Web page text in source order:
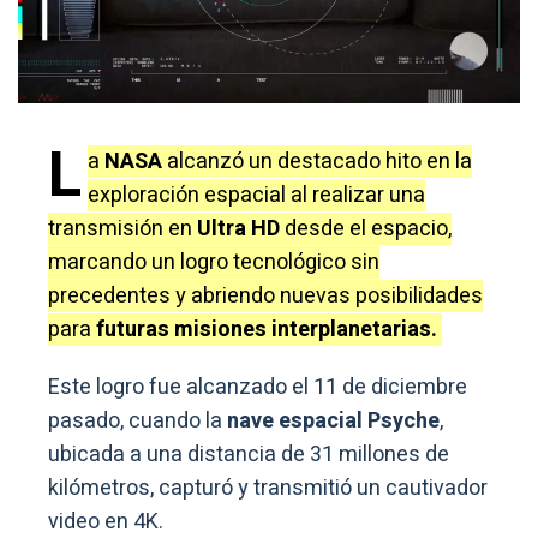
L a NASAalcanzó un destacado hito en la
exploración espacial al realizar una
transmisión en Ultra HDdesde el espacio,
marcando un logro tecnológico sin
precedentes y abriendo nuevas posibilidades
parafuturas misiones interplanetarias.
Este logro fue alcanzado el 11 de diciembre
pasado, cuando la nave espacial Psyche,
ubicada a una distancia de 31 millones de
kilómetros, capturó y transmitió un cautivador
video en 4K.